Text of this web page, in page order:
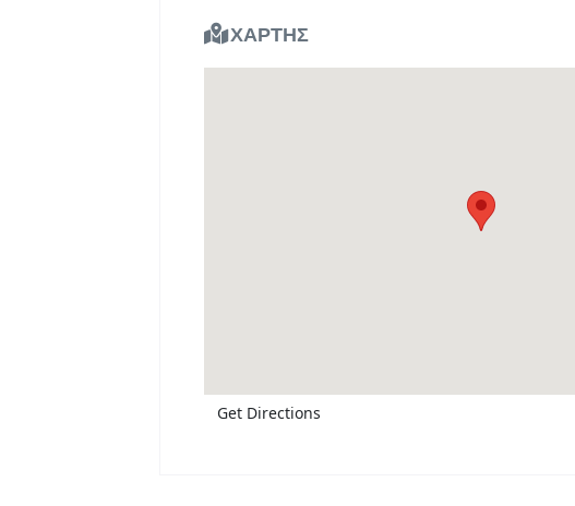
ΧΑΡΤΗΣ
Get Directions